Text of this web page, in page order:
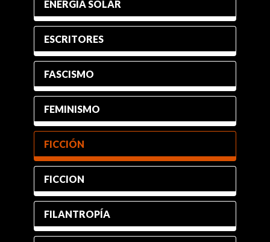
ENERGÍA SOLAR
ESCRITORES
FASCISMO
FEMINISMO
FICCIÓN
FICCION
FILANTROPÍA